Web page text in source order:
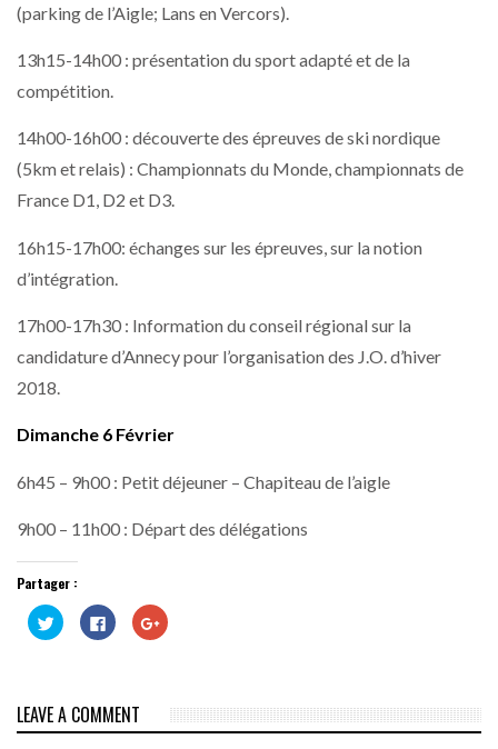
(parking de l’Aigle; Lans en Vercors).
13h15-14h00 : présentation du sport adapté et de la
compétition.
14h00-16h00 : découverte des épreuves de ski nordique
(5km et relais) : Championnats du Monde, championnats de
France D1, D2 et D3.
16h15-17h00: échanges sur les épreuves, sur la notion
d’intégration.
17h00-17h30 : Information du conseil régional sur la
candidature d’Annecy pour l’organisation des J.O. d’hiver
2018.
Dimanche 6 Février
6h45 – 9h00 : Petit déjeuner – Chapiteau de l’aigle
9h00 – 11h00 : Départ des délégations
Partager :
Cliquez
pour
partager
nouvelle
fenêtre)
Cliquez
pour
partager
nouvelle
fenêtre)
Cliquez
pour
une
nouvelle
fenêtre)
LEAVE A COMMENT